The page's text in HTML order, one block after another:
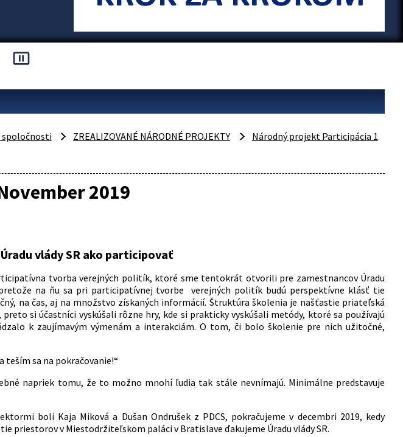
pause_presentation
spoločnosti ZREALIZOVANÉ NÁRODNÉ PROJEKTY
Národný projekt Participácia 1
2019
vlády SR ako participovať
tvorba verejných politík, ktoré sme tentokrát otvorili pre zamestnancov Úradu
na ňu sa pri participatívnej tvorbe verejných politík budú perspektívne klásť tie
na čas, aj na množstvo získaných informácií. Štruktúra školenia je našťastie priateľská
si účastníci vyskúšali rôzne hry, kde si prakticky vyskúšali metódy, ktoré sa používajú
k zaujímavým výmenám a interakciám. O tom, či bolo školenie pre nich užitočné,
teším sa na pokračovanie!“
napriek tomu, že to možno mnohí ľudia tak stále nevnímajú. Minimálne predstavuje
boli Kaja Miková a Dušan Ondrušek z PDCS, pokračujeme v decembri 2019, kedy
priestorov v Miestodržiteľskom paláci v Bratislave ďakujeme Úradu vlády SR.